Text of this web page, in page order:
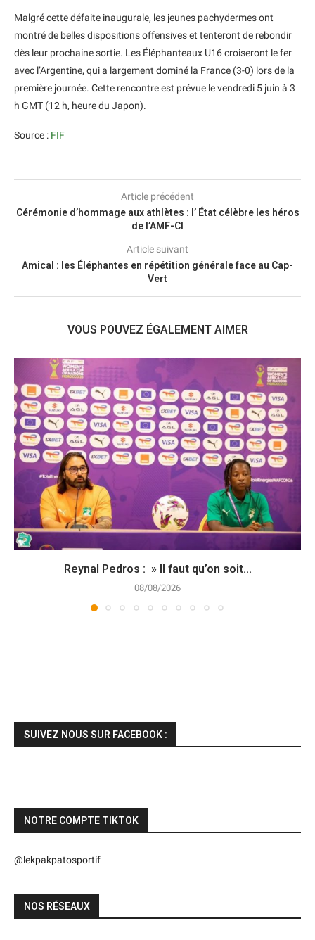
Malgré cette défaite inaugurale, les jeunes pachydermes ont
montré de belles dispositions offensives et tenteront de rebondir
dès leur prochaine sortie. Les Éléphanteaux U16 croiseront le fer
avec l’Argentine, qui a largement dominé la France (3-0) lors de la
première journée. Cette rencontre est prévue le vendredi 5 juin à 3
h GMT (12 h, heure du Japon).
Source : FIF
Article précédent
Cérémonie d’hommage aux athlètes : l’ État célèbre les héros
de l’AMF-CI
Article suivant
Amical : les Éléphantes en répétition générale face au Cap-
Vert
VOUS POUVEZ ÉGALEMENT AIMER
Reynal Pedros : » Il faut qu’on soit...
08/08/2026
SUIVEZ NOUS SUR FACEBOOK :
NOTRE COMPTE TIKTOK
@lekpakpatosportif
NOS RÉSEAUX